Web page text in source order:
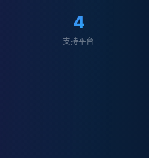
4
支持平台